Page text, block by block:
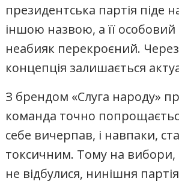
президентська партія піде
іншою назвою, а її особовий
неабияк перекроєний.
концепція залишається
З брендом «Слуга народу»
команда точно
себе вичерпав, і навпаки,
токсичним. Тому на
не відбулися, нинішня